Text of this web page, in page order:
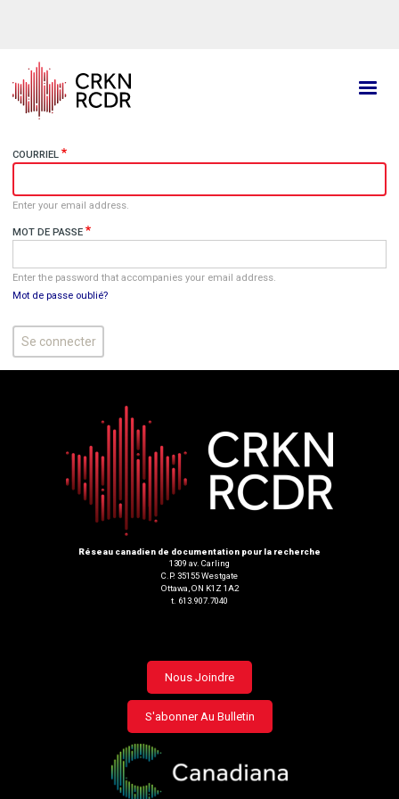
principal
COURRIEL
Enter your email address.
MOT DE PASSE
Enter the password that accompanies your email address.
Mot de passe oublié?
Réseau canadien de documentation pour la recherche
1309 av. Carling
C.P. 35155 Westgate
Ottawa, ON K1Z 1A2
t. 613.907.7040
Footer
menu
Nous Joindre
S'abonner Au Bulletin